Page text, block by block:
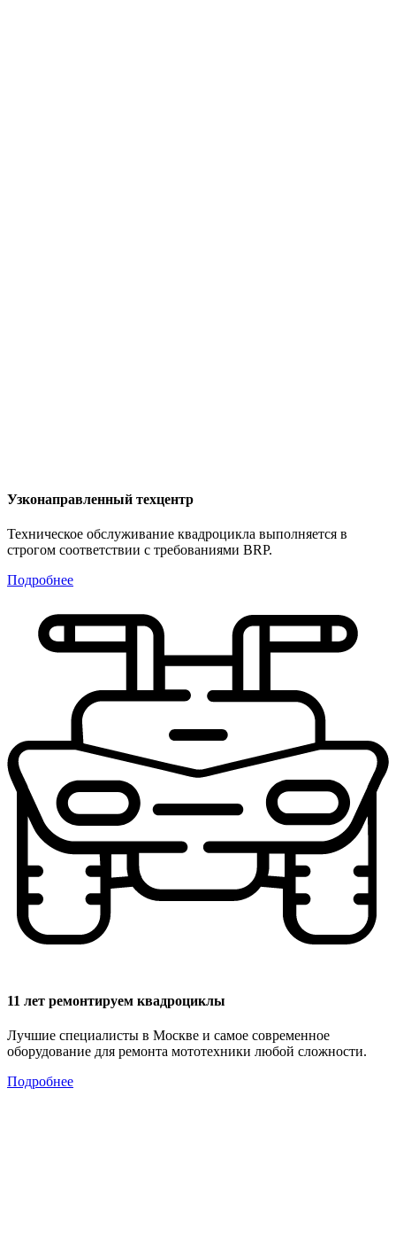
Узконаправленный техцентр
Техническое обслуживание квадроцикла выполняется в
строгом соответствии с требованиями BRP.
Подробнее
11 лет ремонтируем квадроциклы
Лучшие специалисты в Москве и самое современное
оборудование для ремонта мототехники любой сложности.
Подробнее